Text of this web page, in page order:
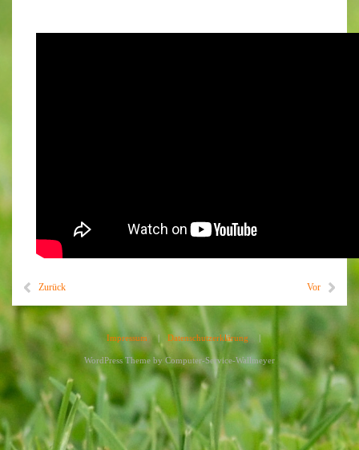
Zurück Vor
Impressum | Datenschutzerklärung |
WordPress Theme by Computer-Service-Wallmeyer